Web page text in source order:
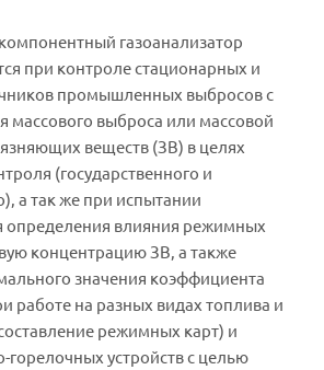
газоанализатор
при контроле стационарных и
промышленных выбросов с
массового выброса или массовой
веществ (ЗВ) в целях
(государственного и
а так же при испытании
определения влияния режимных
концентрацию ЗВ, а также
значения коэффициента
работе на разных видах топлива и
режимных карт) и
горелочных устройств с целью